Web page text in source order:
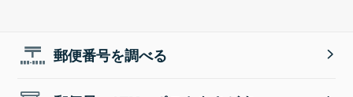
郵便番号を調べる